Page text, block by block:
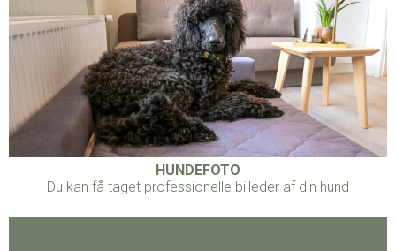
HUNDEFOTO
Du kan få taget professionelle billeder af din hund